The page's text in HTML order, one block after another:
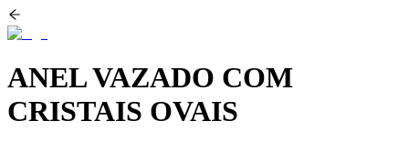
ANEL VAZADO COM
CRISTAIS OVAIS